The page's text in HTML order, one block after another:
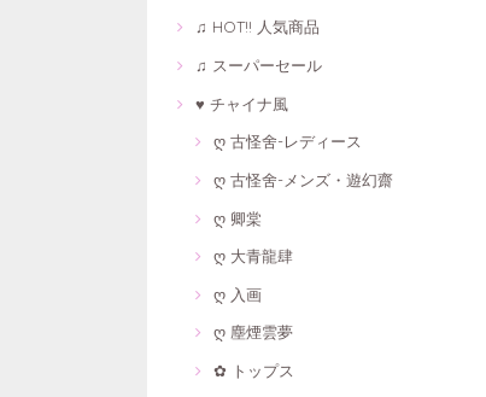
♫ HOT!! 人気商品
♫ スーパーセール
♥ チャイナ風
ღ 古怪舍-レディース
ღ 古怪舍-メンズ・遊幻齋
ღ 卿棠
ღ 大青龍肆
ღ 入画
ღ 塵煙雲夢
✿ トップス